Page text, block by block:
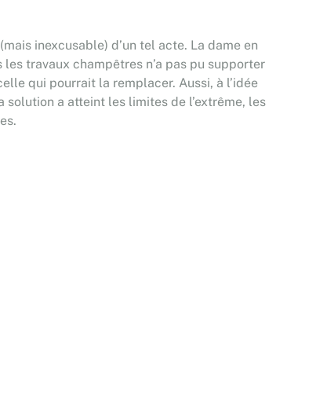
inexcusable) d’un tel acte. La dame en
travaux champêtres n’a pas pu supporter
qui pourrait la remplacer. Aussi, à l’idée
solution a atteint les limites de l’extrême, les